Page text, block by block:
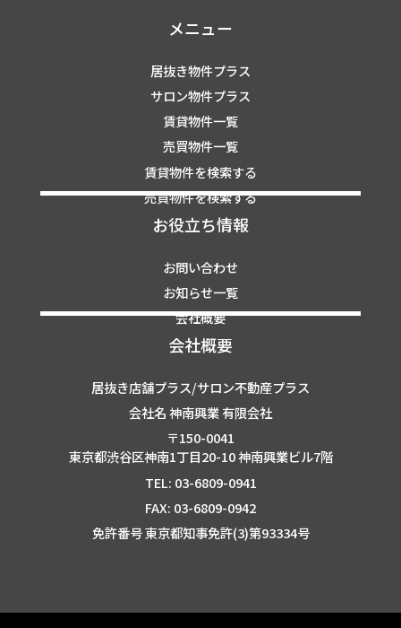
メニュー
居抜き物件プラス
サロン物件プラス
賃貸物件一覧
売買物件一覧
賃貸物件を検索する
売買物件を検索する
お役立ち情報
お問い合わせ
お知らせ一覧
会社概要
会社概要
居抜き店舗プラス/サロン不動産プラス
会社名 神南興業 有限会社
〒150-0041
東京都渋谷区神南1丁目20-10 神南興業ビル7階
TEL: 03-6809-0941
FAX: 03-6809-0942
免許番号 東京都知事免許(3)第93334号